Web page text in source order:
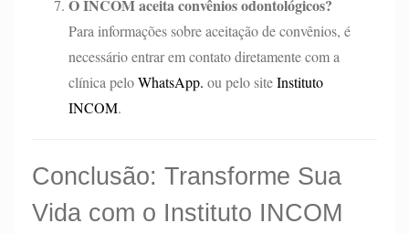
O INCOM aceita convênios odontológicos?
Para informações sobre aceitação de convênios, é
necessário entrar em contato diretamente com a
clínica peloWhatsApp. ou pelo siteInstituto
INCOM.
Conclusão: Transforme Sua
Vida com o Instituto INCOM